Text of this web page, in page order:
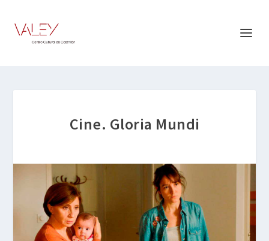
Cine. Gloria Mundi